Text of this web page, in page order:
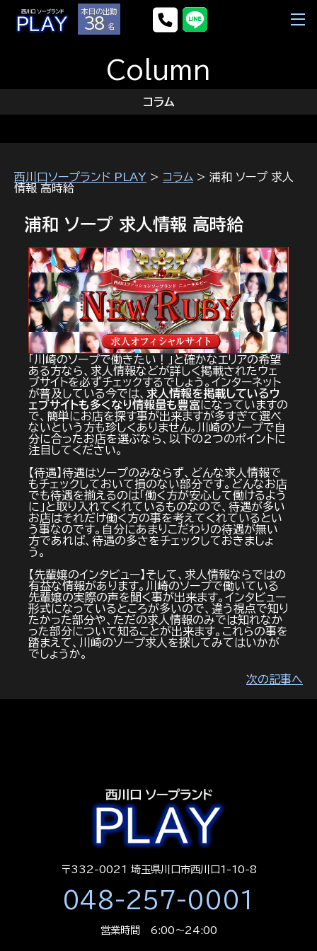
本日の出勤
38 名
Column
コラム
西川口ソープランド PLAY > コラム > 浦和 ソープ 求人
情報 高時給
浦和 ソープ 求人情報 高時給
「川崎のソープで働きたい！」と確かなエリアの希望
ある方なら、求人情報などが詳しく掲載されたウェ
ブサイトを必ずチェックするでしょう。インターネット
が普及している今では、 求人情報を掲載しているウ
ェブサイトも多くなり情報量も豊富になっていますの
で、簡単にお店を探す事が出来ますが多すぎて選べ
ないという方も珍しくありません。川崎のソープで自
分に合ったお店を選ぶなら、以下の2つのポイントに
注目してください。
【待遇】待遇はソープのみならず、どんな求人情報で
もチェックしておいて損のない部分です。どんなお店
でも待遇を揃えるのは「働く方が安心して働けるよう
に」と取り入れてくれているものなので、待遇が多い
お店はそれだけ働く方の事を考えてくれているとい
う事なのです。自分にあまりこだわりの待遇が無い
方であれば、待遇の多さをチェックしておきましょ
う。
【先輩嬢のインタビュー】そして、求人情報ならではの
有益な情報があります。川崎のソープで働いている
先輩嬢の実際の声を聞く事が出来ます。インタビュー
形式になっているところが多いので、違う視点で知り
たかった部分や、ただの求人情報のみでは知れなか
った部分について知ることが出来ます。これらの事を
踏まえて、川崎のソープ求人を探してみてはいかが
でしょうか。
次の記事へ
〒332-0021 埼玉県川口市西川口1-10-8
048-257-0001
営業時間 6:00～24:00